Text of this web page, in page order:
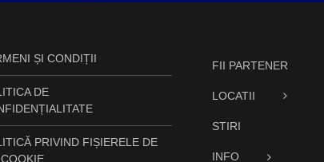
ȘI CONDIȚII
DE
PRIVIND FIȘIERELE DE
FII PARTENER
LOCATII
STIRI
INFO